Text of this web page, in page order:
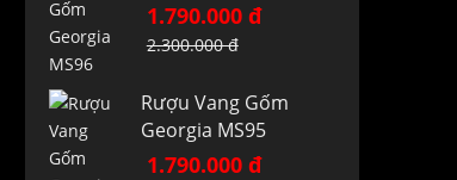
1.790.000 đ
2.300.000 đ
Rượu Vang Gốm
Georgia MS95
1.790.000 đ